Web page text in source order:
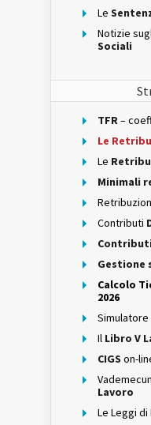
Le
Notizie
Sociali
TFR–
Le
Le
Minimali
Contributi
Contributi
Gestione
Calcolo
2026
Il Libro V
CIGS on-
Lavoro
Le Leggi di